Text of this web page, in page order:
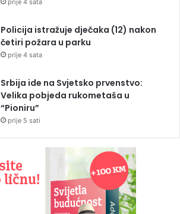
prije 4 sata
Policija istražuje dječaka (12) nakon
četiri požara u parku
prije 4 sata
Srbija ide na Svjetsko prvenstvo:
Velika pobjeda rukometaša u
“Pioniru”
prije 5 sati